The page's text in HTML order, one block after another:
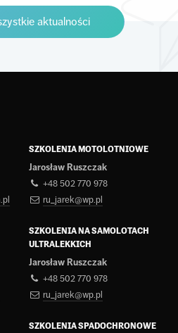
aktualności
SZKOLENIA MOTOLOTNIOWE
Jarosław Ruszczak
+48 502 770 978
ru_jarek@wp.pl
SZKOLENIA NA SAMOLOTACH
ULTRALEKKICH
Jarosław Ruszczak
+48 502 770 978
ru_jarek@wp.pl
SZKOLENIA SPADOCHRONOWE